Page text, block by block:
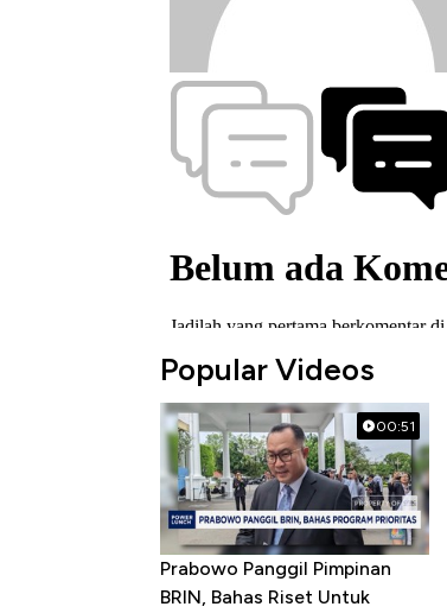
Popular Videos
00:51
Prabowo Panggil Pimpinan
BRIN, Bahas Riset Untuk